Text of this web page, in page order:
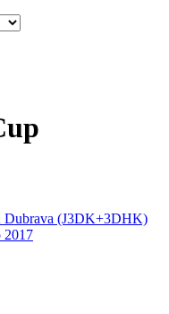
Dubrava (J3DK+3DHK)
2017